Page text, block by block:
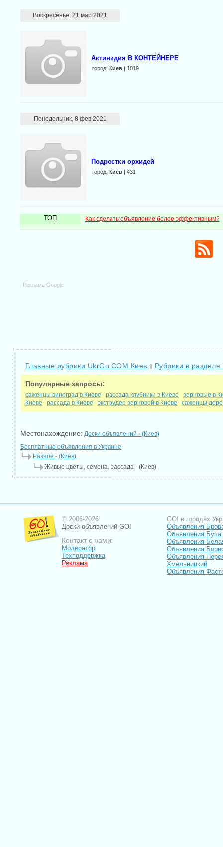
Воскресенье, 21 мар 2021
Актинидия В КОНТЕЙНЕРЕ
город: Киев| 1019
Понедельник, 8 фев 2021
Подростки орхидей
город: Киев| 431
ТОП Как сделать объявление более эффективным?
Реклама Google
Главные рубрики UkrGo.COM Киев | Рубрики в
Популярные запросы:
саженцы виноград в Киеве рассада клубники в Киеве
зерновые в
Киеве
рассада в Киеве экструдер зерновой в Киеве саженцы
Местонахождение: Доски объявлений - (Киев)
Бесплатные объявления в Украине
Разное - (Киев)
Живые цветы, семена, рассада - (Киев)
© 2006-2026
Доски объявлений GO!
Контакт с нами:
Модератор
Техподдержка
Реклама
GO! в городах
Объявления
Объявления Буча
Объявления
Объявления
Объявления
Хмельницкий
Объявления